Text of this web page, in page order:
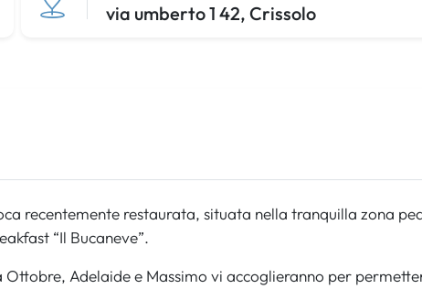
via umberto 1 42, Crissolo
recentemente restaurata, situata nella tranquilla zona
“Il Bucaneve”.
Ottobre, Adelaide e Massimo vi accoglieranno per